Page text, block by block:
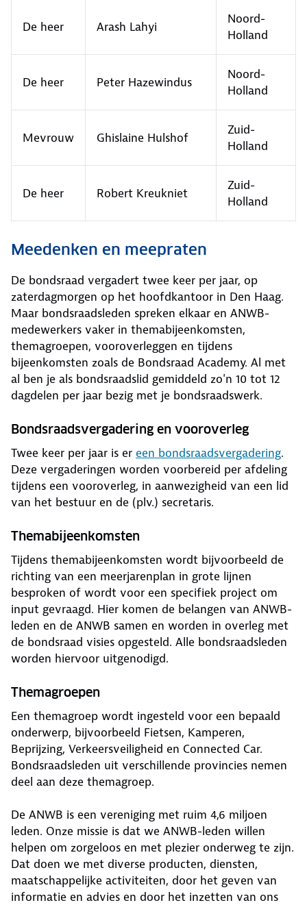
De heer Arash Lahyi
Noord-
Holland
De heer Peter Hazewindus
Noord-
Holland
Mevrouw Ghislaine Hulshof
Zuid-
Holland
De heer Robert Kreukniet
Zuid-
Holland
Meedenken en meepraten
De bondsraad vergadert twee keer per jaar, op
zaterdagmorgen op het hoofdkantoor in Den Haag.
Maar bondsraadsleden spreken elkaar en ANWB-
medewerkers vaker in themabijeenkomsten,
themagroepen, vooroverleggen en tijdens
bijeenkomsten zoals de Bondsraad Academy. Al met
al ben je als bondsraadslid gemiddeld zo'n 10 tot 12
dagdelen per jaar bezig met je bondsraadswerk.
Bondsraadsvergadering en vooroverleg
Twee keer per jaar is er een bondsraadsvergadering.
Deze vergaderingen worden voorbereid per afdeling
tijdens een vooroverleg, in aanwezigheid van een lid
van het bestuur en de (plv.) secretaris.
Themabijeenkomsten
Tijdens themabijeenkomsten wordt bijvoorbeeld de
richting van een meerjarenplan in grote lijnen
besproken of wordt voor een specifiek project om
input gevraagd. Hier komen de belangen van ANWB-
leden en de ANWB samen en worden in overleg met
de bondsraad visies opgesteld. Alle bondsraadsleden
worden hiervoor uitgenodigd.
Themagroepen
Een themagroep wordt ingesteld voor een bepaald
onderwerp, bijvoorbeeld Fietsen, Kamperen,
Beprijzing, Verkeersveiligheid en Connected Car.
Bondsraadsleden uit verschillende provincies nemen
deel aan deze themagroep.
De ANWB is een vereniging met ruim 4,6 miljoen
leden. Onze missie is dat we ANWB-leden willen
helpen om zorgeloos en met plezier onderweg te zijn.
Dat doen we met diverse producten, diensten,
maatschappelijke activiteiten, door het geven van
informatie en advies en door het inzetten van ons